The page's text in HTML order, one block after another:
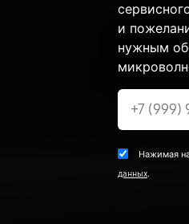
и
нужным
Нажимая
данных.